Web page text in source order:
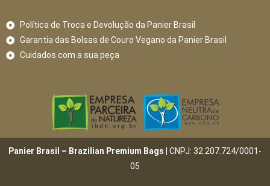
Política de Troca e Devolução da Panier Brasil
Garantia das Bolsas de Couro Vegano da Panier Brasil
Cuidados com a sua peça
Panier Brasil – Brazilian Premium Bags | CNPJ: 32.207.724/0001-
05